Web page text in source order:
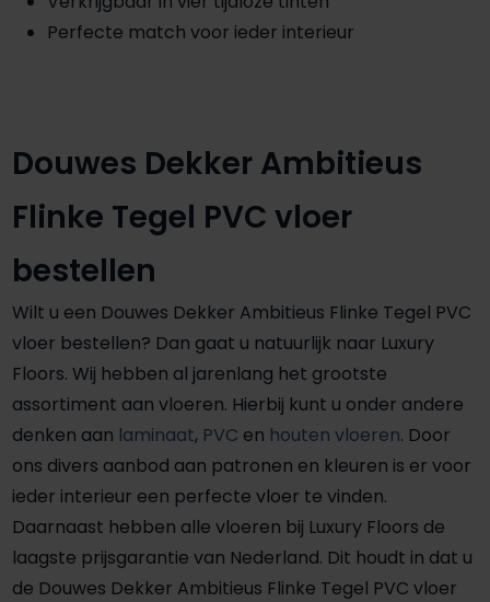
Perfecte match voor ieder interieur
Douwes Dekker Ambitieus
Flinke Tegel PVC vloer
bestellen
Wilt u een Douwes Dekker Ambitieus Flinke Tegel PVC
vloer bestellen? Dan gaat u natuurlijk naar Luxury
Floors. Wij hebben al jarenlang het grootste
assortiment aan vloeren. Hierbij kunt u onder andere
denken aan laminaat, PVC en houten vloeren. Door
ons divers aanbod aan patronen en kleuren is er voor
ieder interieur een perfecte vloer te vinden.
Daarnaast hebben alle vloeren bij Luxury Floors de
laagste prijsgarantie van Nederland. Dit houdt in dat u
de Douwes Dekker Ambitieus Flinke Tegel PVC vloer